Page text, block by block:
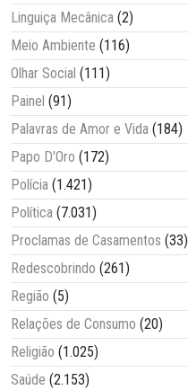
Linguiça Mecânica (2)
Meio Ambiente (116)
Olhar Social (111)
Painel (91)
Palavras de Amor e Vida (184)
Papo D'Oro (172)
Polícia (1.421)
Política (7.031)
Proclamas de Casamentos (33)
Redescobrindo (261)
Região (5)
Relações de Consumo (20)
Religião (1.025)
Saúde (2.153)